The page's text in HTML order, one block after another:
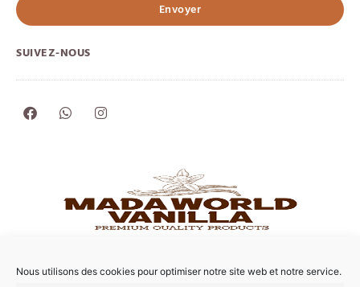
Nous utilisons des cookies pour optimiser notre site web et notre service.
Envoyer
SUIVEZ-NOUS